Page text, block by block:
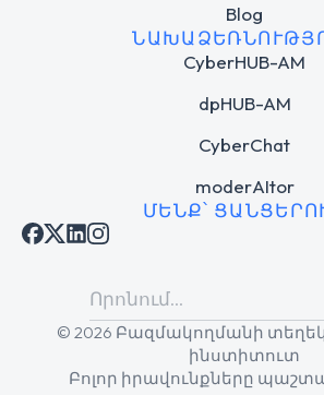
Blog
CyberHUB-AM
dpHUB-AM
CyberChat
moderAItor
ՄԵՆՔ՝
© 2026 Բազմակողմանի
ինստիտուտ
Բոլոր իրավունքները